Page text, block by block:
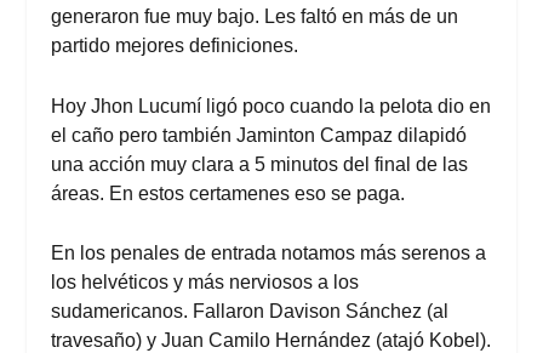
generaron fue muy bajo. Les faltó en más de un
partido mejores definiciones.
Hoy Jhon Lucumí ligó poco cuando la pelota dio en
el caño pero también Jaminton Campaz dilapidó
una acción muy clara a 5 minutos del final de las
áreas. En estos certamenes eso se paga.
En los penales de entrada notamos más serenos a
los helvéticos y más nerviosos a los
sudamericanos. Fallaron Davison Sánchez (al
travesaño) y Juan Camilo Hernández (atajó Kobel).